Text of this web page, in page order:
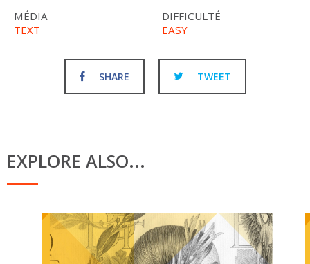
MÉDIA
TEXT
DIFFICULTÉ
EASY
SHARE TWEET
EXPLORE ALSO...